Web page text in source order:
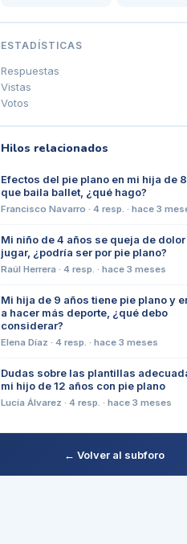
ESTADÍSTICAS
Respuestas
Vistas
Votos
Hilos relacionados
Efectos del pie plano en mi hija de
que baila ballet, ¿qué hago?
Francisco Navarro · 4 resp. · hace 3
Mi niño de 4 años se queja de dolor
jugar, ¿podría ser por pie plano?
Raúl Herrera · 4 resp. · hace 3 meses
Mi hija de 9 años tiene pie plano y
a hacer más deporte, ¿qué debo
considerar?
Elena Díaz · 4 resp. · hace 3 meses
Dudas sobre las plantillas
mi hijo de 12 años con pie plano
Lucía Álvarez · 4 resp. · hace 3 meses
← Volver al subforo